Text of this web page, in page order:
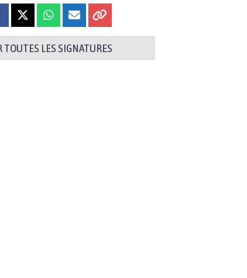
TOUTES LES SIGNATURES